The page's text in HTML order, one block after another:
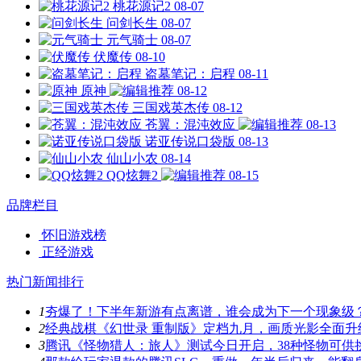
桃花源记2 08-07
问剑长生 08-07
元气骑士 08-07
伏魔传 08-10
盗墓笔记：启程 08-11
原神
08-12
三国戏英杰传 08-12
苍翼：混沌效应
08-13
诺亚传说口袋版 08-13
仙山小农 08-14
QQ炫舞2
08-15
品牌栏目
怀旧游戏榜
正经游戏
热门新闻排行
1夯爆了！下半年新游有点离谱，谁会成为下一个现象级
2经典战棋《幻世录 重制版》定档九月，画质光影全面升
3腾讯《怪物猎人：旅人》测试今日开启，38种怪物可供